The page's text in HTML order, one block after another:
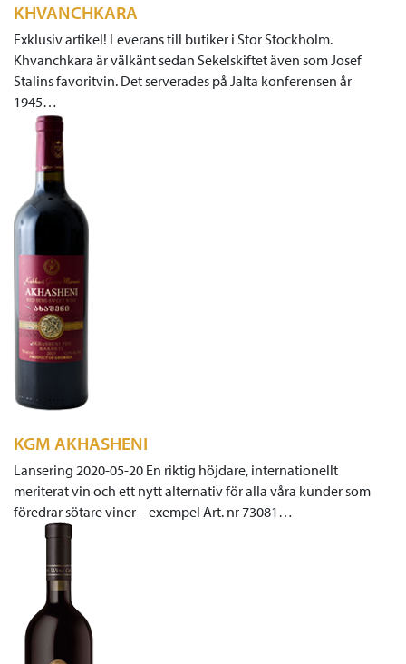
KHVANCHKARA
Exklusiv artikel! Leverans till butiker i Stor Stockholm.
Khvanchkara är välkänt sedan Sekelskiftet även som Josef
Stalins favoritvin. Det serverades på Jalta konferensen år
1945…
KGM AKHASHENI
Lansering 2020-05-20 En riktig höjdare, internationellt
meriterat vin och ett nytt alternativ för alla våra kunder som
föredrar sötare viner – exempel Art. nr 73081…